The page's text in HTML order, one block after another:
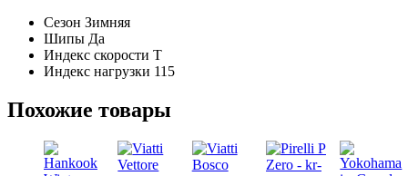
Сезон Зимняя
Шипы Да
Индекс скорости T
Индекс нагрузки 115
Похожие товары